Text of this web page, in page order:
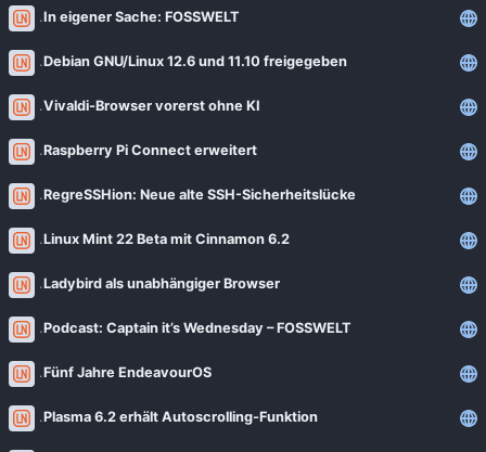
In eigener Sache: FOSSWELT
Debian GNU/Linux 12.6 und 11.10 freigegeben
Vivaldi-Browser vorerst ohne KI
Raspberry Pi Connect erweitert
RegreSSHion: Neue alte SSH-Sicherheitslücke
Linux Mint 22 Beta mit Cinnamon 6.2
Ladybird als unabhängiger Browser
Podcast: Captain it’s Wednesday – FOSSWELT
Fünf Jahre EndeavourOS
Plasma 6.2 erhält Autoscrolling-Funktion